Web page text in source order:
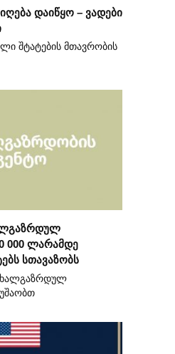
დაიწყო – ვადები
შტატების მთავრობის
000 ლარამდე
სთავაზობს